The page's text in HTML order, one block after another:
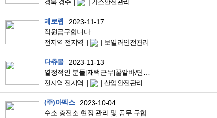
경북 경주
가스안전관리
제로랩
2023-11-17
직원급구합니다.
전지역 전지역
보일러안전관리
다츄몰
2023-11-13
열정적인 분들[재택근무]꿀알바/단순/상품주문서관리/초보/육아맘/직장인/부업/투잡
전지역 전지역
산업안전관리
(주)아펙스
2023-10-04